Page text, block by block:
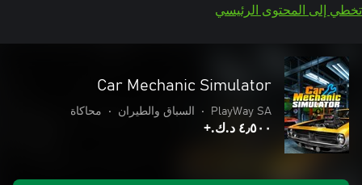
تخطي إلى المحتوى الرئيسي
Car Mechanic Simulator
PlayWay SA
• السباق والطيران • محاكاة
٤٫٥٠٠ د.ك.‏+